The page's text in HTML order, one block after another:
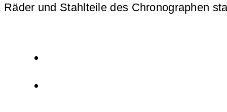
Räder und Stahlteile des Chronographen